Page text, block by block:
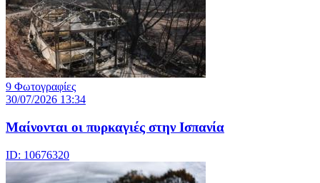
9 Φωτογραφίες
30/07/2026 13:34
Μαίνονται οι πυρκαγιές στην Ισπανία
ID: 10676320